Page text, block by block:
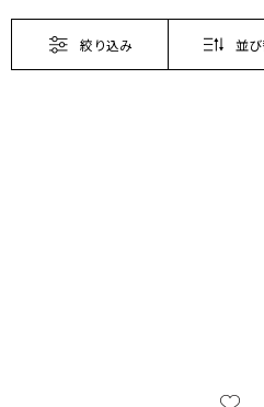
絞り込み 並び